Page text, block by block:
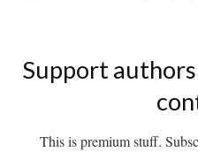
Support
This is premium stuff.